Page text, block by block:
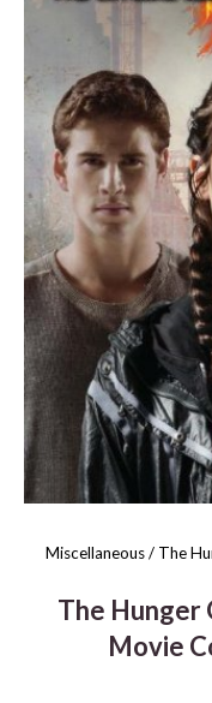
Miscellaneous/ The
The Hunger
Movie